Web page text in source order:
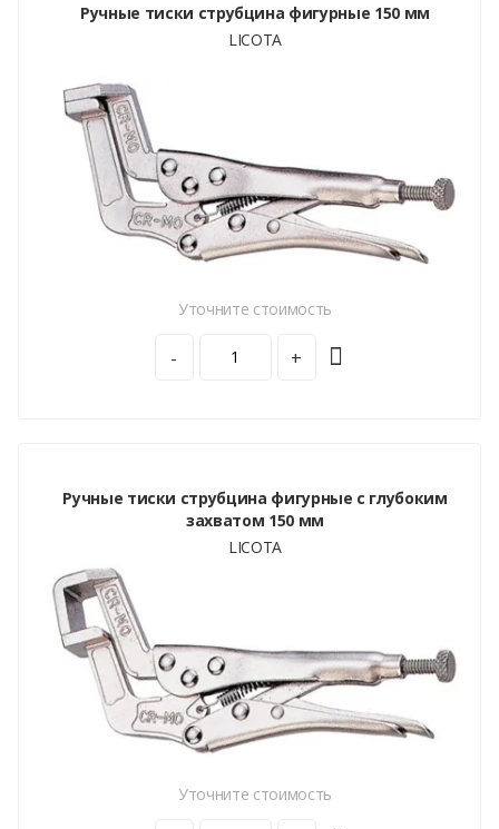
Ручные тиски струбцина фигурные 150 мм
LICOTA
Уточните стоимость
- +
Ручные тиски струбцина фигурные с глубоким
захватом 150 мм
LICOTA
Уточните стоимость